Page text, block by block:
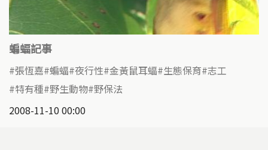
蝙蝠記事
張恆嘉 蝙蝠 夜行性 金黃鼠耳蝠 生態保育 志工
特有種 野生動物 野保法
2008-11-10 00:00